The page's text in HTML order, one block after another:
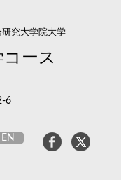
究大学院大学
ース
6
EN